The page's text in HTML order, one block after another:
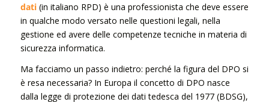
dati(in italiano RPD) è una professionista che deve essere
in qualche modo versato nelle questioni legali, nella
gestione ed avere delle competenze tecniche in materia di
sicurezza informatica.
Ma facciamo un passo indietro: perché la figura del DPO si
è resa necessaria? In Europa il concetto di DPO nasce
dalla legge di protezione dei dati tedesca del 1977 (BDSG),